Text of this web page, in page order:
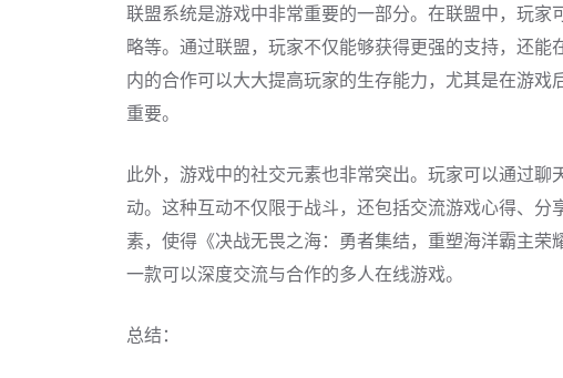
联盟系统是游戏中非常重要的一部分。在联盟中，玩
略等。通过联盟，玩家不仅能够获得更强的支持，还
内的合作可以大大提高玩家的生存能力，尤其是在游
重要。
此外，游戏中的社交元素也非常突出。玩家可以通过
动。这种互动不仅限于战斗，还包括交流游戏心得、
素，使得《决战无畏之海：勇者集结，重塑海洋霸主
一款可以深度交流与合作的多人在线游戏。
总结：